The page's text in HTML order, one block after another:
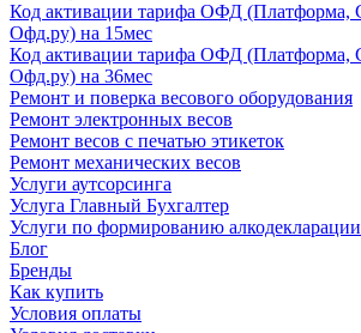
Код активации тарифа ОФД
Офд.ру) на 15мес
Код активации тарифа ОФД
Офд.ру) на 36мес
Ремонт и поверка весового оборудования
Ремонт электронных весов
Ремонт весов с печатью этикеток
Ремонт механических весов
Услуги аутсорсинга
Услуга Главный Бухгалтер
Услуги по формированию
Блог
Бренды
Как купить
Условия оплаты